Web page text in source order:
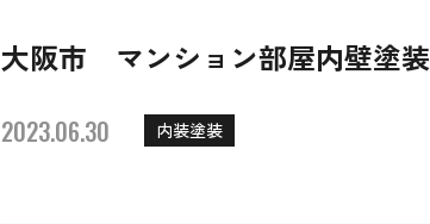
大阪市 マンション部屋内壁塗装
2023.06.30 内装塗装